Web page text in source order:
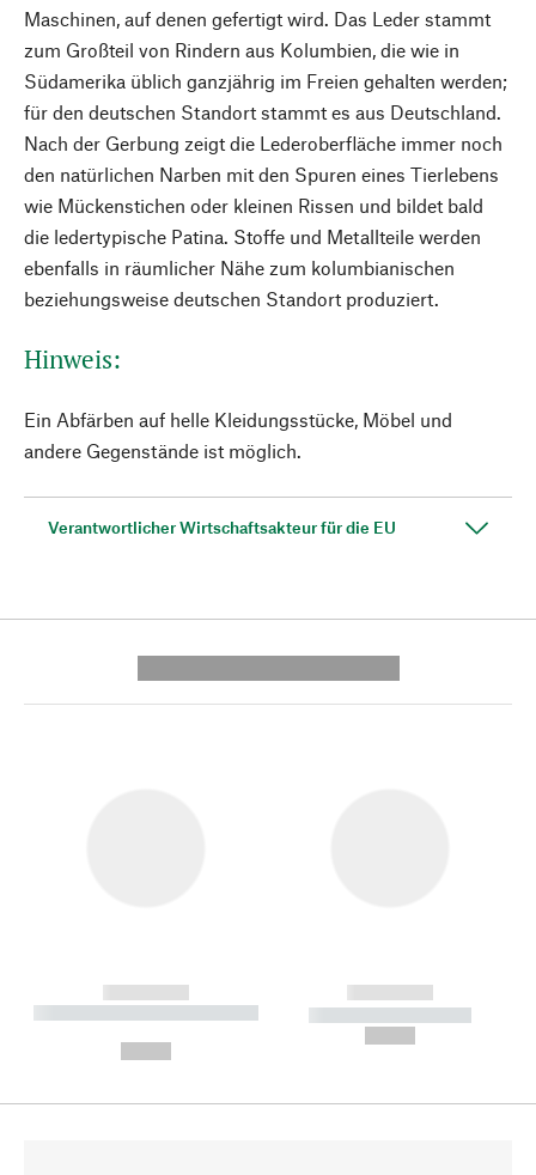
Maschinen, auf denen gefertigt wird. Das Leder stammt
zum Großteil von Rindern aus Kolumbien, die wie in
Südamerika üblich ganzjährig im Freien gehalten werden;
für den deutschen Standort stammt es aus Deutschland.
Nach der Gerbung zeigt die Lederoberfläche immer noch
den natürlichen Narben mit den Spuren eines Tierlebens
wie Mückenstichen oder kleinen Rissen und bildet bald
die ledertypische Patina. Stoffe und Metallteile werden
ebenfalls in räumlicher Nähe zum kolumbianischen
beziehungsweise deutschen Standort produziert.
Hinweis:
Ein Abfärben auf helle Kleidungsstücke, Möbel und
andere Gegenstände ist möglich.
Verantwortlicher Wirtschaftsakteur für die EU
------------
----------- ----------- --------
------------
----------- -----------